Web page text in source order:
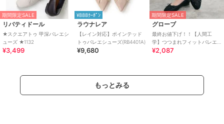
期間限定SALE
リバティドール
★スクエアトゥ 甲深バレエシ
ューズ ★1132
¥3,499
¥888ｸｰﾎﾟﾝ
ラウナレア
【レイン対応】ポインテッド
トゥバレエシューズ(RB4401A)
¥9,680
期間限定SALE
グローブ
最終お値下げ！！【人間工
学】つつまれフィットバレエ
シューズ （抗菌防臭加工裏地
¥2,087
もっとみる